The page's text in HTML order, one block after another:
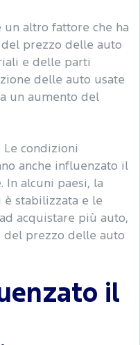
un altro fattore che ha
prezzo delle auto
e delle parti
delle auto usate
un aumento del
Le condizioni
anche influenzato il
In alcuni paesi, la
è stabilizzata e le
acquistare più auto,
del prezzo delle auto
il